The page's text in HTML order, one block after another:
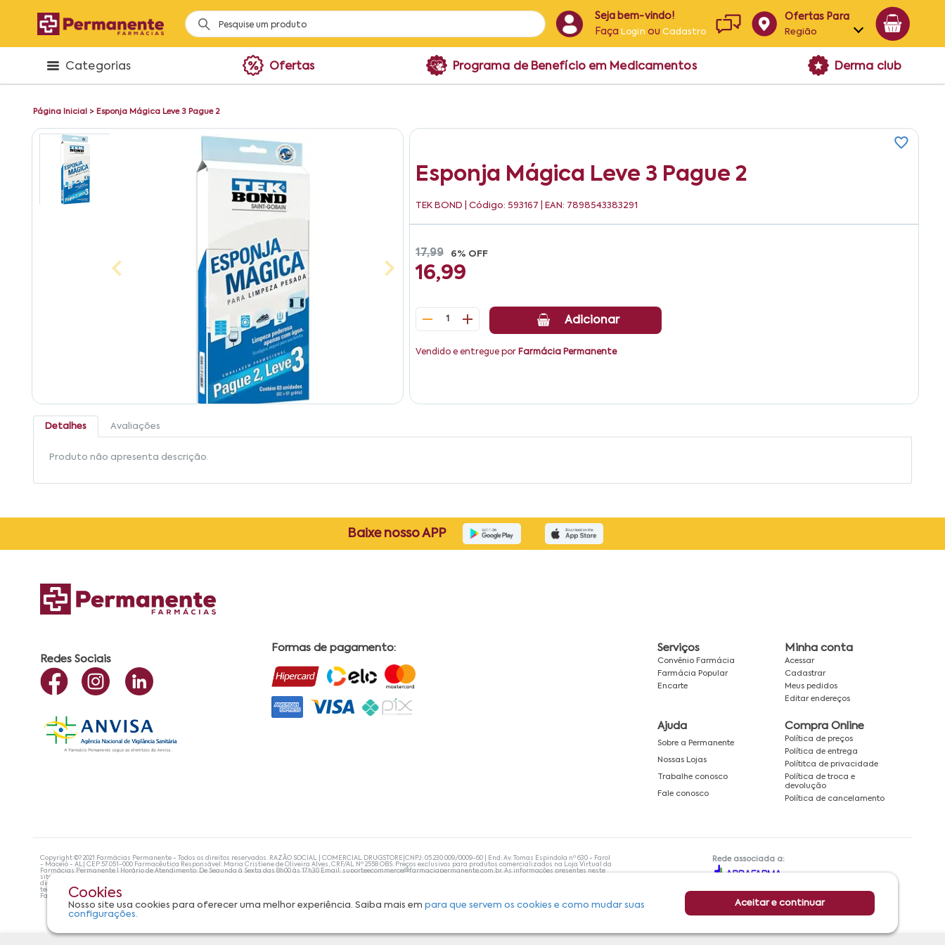
Seja bem-vindo!
Faça Login ouCadastro
Ofertas Para
Região
Alagoas
Categorias Ofertas Programa de Benefício em Medicamentos Derma club
Página Inicial > Esponja Mágica Leve 3 Pague 2
Esponja Mágica Leve 3 Pague 2
TEK BOND | Código: 593167 | EAN: 7898543383291
17,99 6% OFF
16,99
1 Adicionar
Vendido e entregue por Farmácia Permanente
Detalhes Avaliações
Produto não apresenta descrição.
Cookies
Nosso site usa cookies para oferecer uma melhor experiência. Saiba mais empara que servem os cookies e como mudar suas
configurações.
Aceitar e continuar
Baixe nosso APP
Redes Sociais
Formas de pagamento: Serviços
Convênio Farmácia
Farmácia Popular
Encarte
Minha conta
Acessar
Cadastrar
Meus pedidos
Editar endereços
Ajuda
Sobre a Permanente
Nossas Lojas
Trabalhe conosco
Fale conosco
Compra Online
Política de preços
Política de entrega
Polítitca de privacidade
Política de troca e
devolução
Política de cancelamento
Copyright ©? 2021 Farmácias Permanente - Todos os direitos reservados. RAZÃO SOCIAL | COMERCIAL DRUGSTORE|CNPJ: 05.230.009/0009-60 | End: Av. Tomas Espindola nº 630 - Farol
- Maceió - AL| CEP:57.051-000 Farmacêutica Responsável: Maria Cristiene de Oliveira Alves, CRF/AL Nº 2558 OBS: Preços exclusivos para produtos comercializados na Loja Virtual da
Farmácias Permanente | Horário de Atendimento: De Segunda à Sexta das 8h00 às 17h30 Email: suporteecommerce@farmaciapermanente.com.br. As informações presentes neste
site não devem ser utilizadas para automedicação e, de forma alguma, substituem as orientações de um profissional da área médica. Apenas o médico está capacitado para
diagnosticar problemas de saúde e prescrever o tratamento adequado. Se os sintomas persistirem, um médico deve ser consultado. A Farmácia Permanente trabalha com as
tecnologias mais avançadas de proteção de dados, para que você possa realizar suas compras com tranquilidade. A privacidade e a segurança dos clientes são compromissos da
Farmácias Permanente. Todos os pedidos efetuados estão sujeitos à confirmação da disponibilidade de produto em nosso estoque.
Rede associada a: